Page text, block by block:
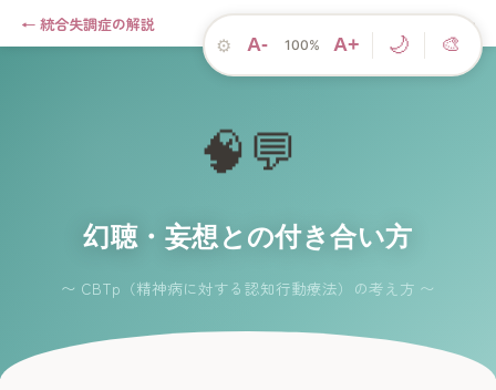
← 統合失調症の解説 🌸 こころのアプリ ワークシート →
🧠💬
幻聴・妄想との付き合い方
〜 CBTp（精神病に対する認知行動療法）の考え方 〜
⚙ A- 100% A+ 🌙 🎨